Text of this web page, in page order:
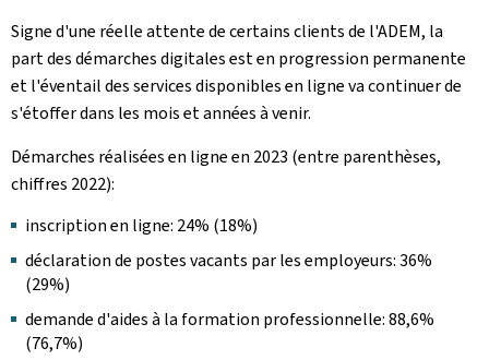
Signe d'une réelle attente de certains clients de l'ADEM, la
part des démarches digitales est en progression permanente
et l'éventail des services disponibles en ligne va continuer de
s'étoffer dans les mois et années à venir.
Démarches réalisées en ligne en 2023 (entre parenthèses,
chiffres 2022):
inscription en ligne: 24% (18%)
déclaration de postes vacants par les employeurs: 36%
(29%)
demande d'aides à la formation professionnelle: 88,6%
(76,7%)